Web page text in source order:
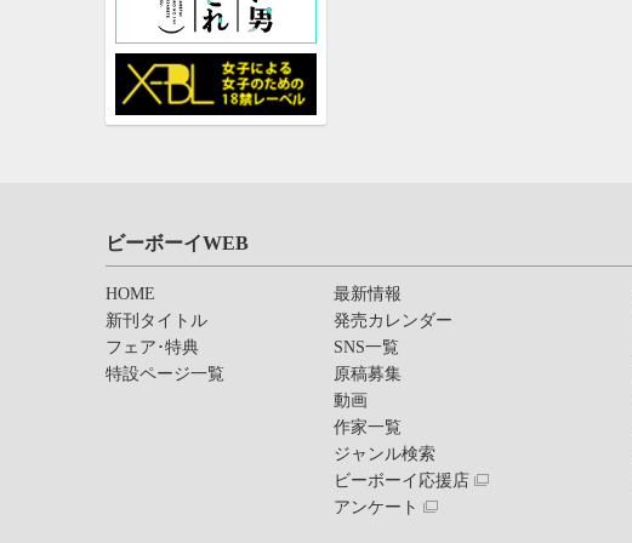
ビーボーイWEB
HOME
新刊タイトル
フェア･特典
特設ページ一覧
最新情報
発売カレンダー
SNS一覧
原稿募集
動画
作家一覧
ジャンル検索
ビーボーイ応援店
アンケート